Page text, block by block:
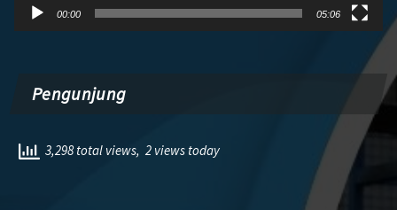
00:00 05:06
Pengunjung
3,298 total views, 2 views today